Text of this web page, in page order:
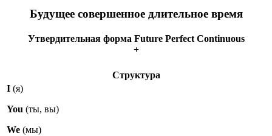
Будущее совершенное длительное время
Утвердительная форма Future Perfect Continuous
+
Структура
I (я)
You (ты, вы)
We (мы)